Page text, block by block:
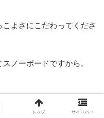
よさにこだわってくださ
ノーボードですから。
がとうございます。
トップ サイドバー